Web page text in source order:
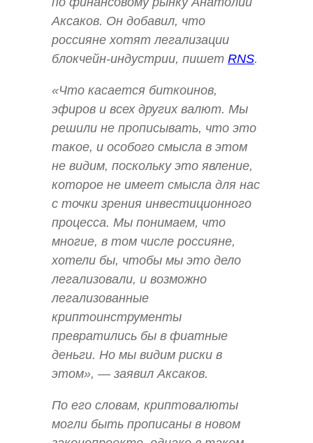
Аксаков. Он добавил, что
россияне хотят легализации
блокчейн-индустрии, пишет RNS.
«Что касается биткоинов,
эфиров и всех других валют. Мы
решили не прописывать, что это
такое, и особого смысла в этом
не видим, поскольку это явление,
которое не имеет смысла для нас
с точки зрения инвестиционного
процесса. Мы понимаем, что
многие, в том числе россияне,
хотели бы, чтобы мы это дело
легализовали, и возможно
легализованные
криптоинструменты
превратились бы в фиатные
деньги. Но мы видим риски в
этом», — заявил Аксаков.
По его словам, криптовалюты
могли быть прописаны в новом